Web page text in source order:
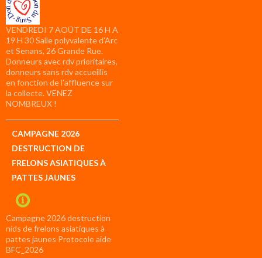
VENDREDI 7 AOÛT DE 16 H A
19 H 30 Salle polyvalente d’Arc
et Senans, 26 Grande Rue.
Donneurs avec rdv prioritaires,
donneurs sans rdv accueillis
en fonction de l’affluence sur
la collecte. VENEZ
NOMBREUX !
CAMPAGNE 2026
DESTRUCTION DE
FRELONS ASIATIQUES À
PATTES JAUNES
Campagne 2026 destruction
nids de frelons asiatiques à
pattes jaunes Protocole aide
BFC_2026